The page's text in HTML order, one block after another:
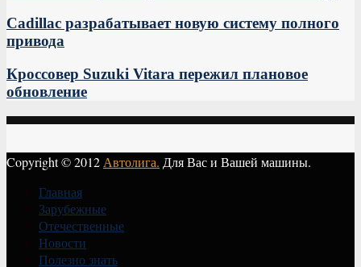
Cadillac разрабатывает новую систему полного
привода
Кроссовер Suzuki Vitara пережил плановое
обновление
Copyright © 2012 Автолига. Для Вас и Вашей машины.
Главная
Зарубежные
Отечественные
Новости
Полезно знать